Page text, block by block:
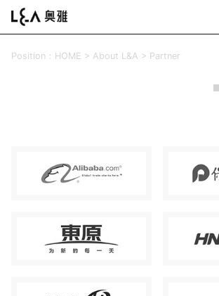
Position： HOME > About L&A > Partner